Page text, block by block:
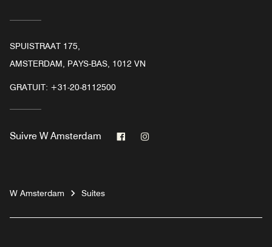
SPUISTRAAT 175,
AMSTERDAM, PAYS-BAS, 1012 VN
GRATUIT: +31-20-8112500
Suivre W Amsterdam Facebook
W Amsterdam Suites